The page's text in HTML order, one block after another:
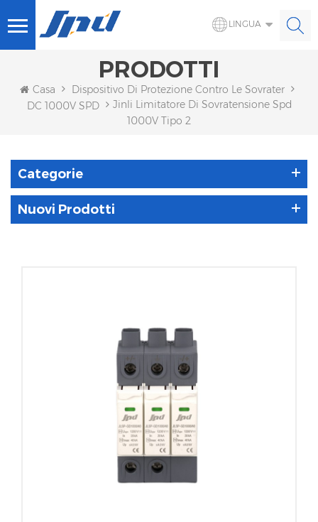
LINGUA
PRODOTTI
Casa
Dispositivo Di Protezione Contro Le Sovratensioni
DC 1000V SPD
Jinli Limitatore Di Sovratensione Spd
1000V Tipo 2
Categorie
Nuovi Prodotti